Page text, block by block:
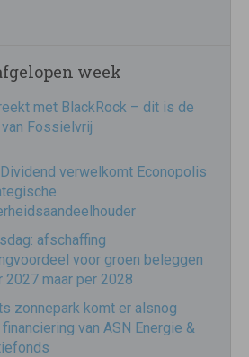
week
met BlackRock – dit is de
Fossielvrij
verwelkomt Econopolis
afschaffing
voor groen beleggen
2027 maar per 2028
zonnepark komt er alsnog
van ASN Energie &